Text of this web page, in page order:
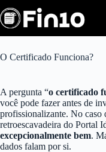
para
o
conteúdo
O Certificado Funciona?
A pergunta “o certificado
você pode fazer antes de
profissionalizante. No caso
retroescavadeira do Portal
excepcionalmente bem.
dados falam por si.